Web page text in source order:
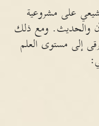
على مشروعية
والحديث. ومع ذلك
إلى مستوى العلم